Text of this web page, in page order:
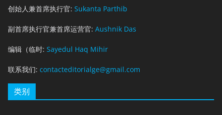
创始人兼首席执行官: Sukanta Parthib
副首席执行官兼首席运营官: Aushnik Das
编辑（临时: Sayedul Haq Mihir
联系我们: contacteditorialge@gmail.com
类别